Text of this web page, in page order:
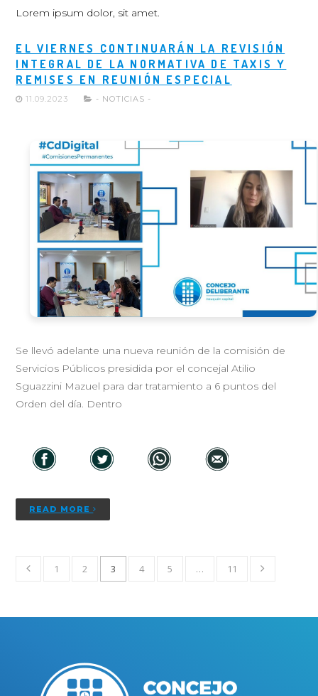
Lorem ipsum dolor, sit amet.
EL VIERNES CONTINUARÁN LA REVISIÓN
INTEGRAL DE LA NORMATIVA DE TAXIS Y
REMISES EN REUNIÓN ESPECIAL
11.09.2023 - NOTICIAS -
Se llevó adelante una nueva reunión de la comisión de
Servicios Públicos presidida por el concejal Atilio
Sguazzini Mazuel para dar tratamiento a 6 puntos del
Orden del día. Dentro
READ MORE
1 2 3 4 5 … 11